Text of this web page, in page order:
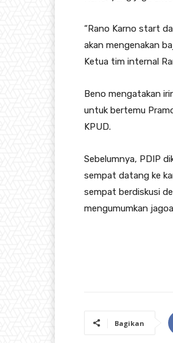
“Rano Karno start
akan mengenakan
Ketua tim internal
Beno mengatakan
untuk bertemu
KPUD.
Sebelumnya, PDIP
sempat datang ke
sempat berdiskusi
mengumumkan
Bagikan